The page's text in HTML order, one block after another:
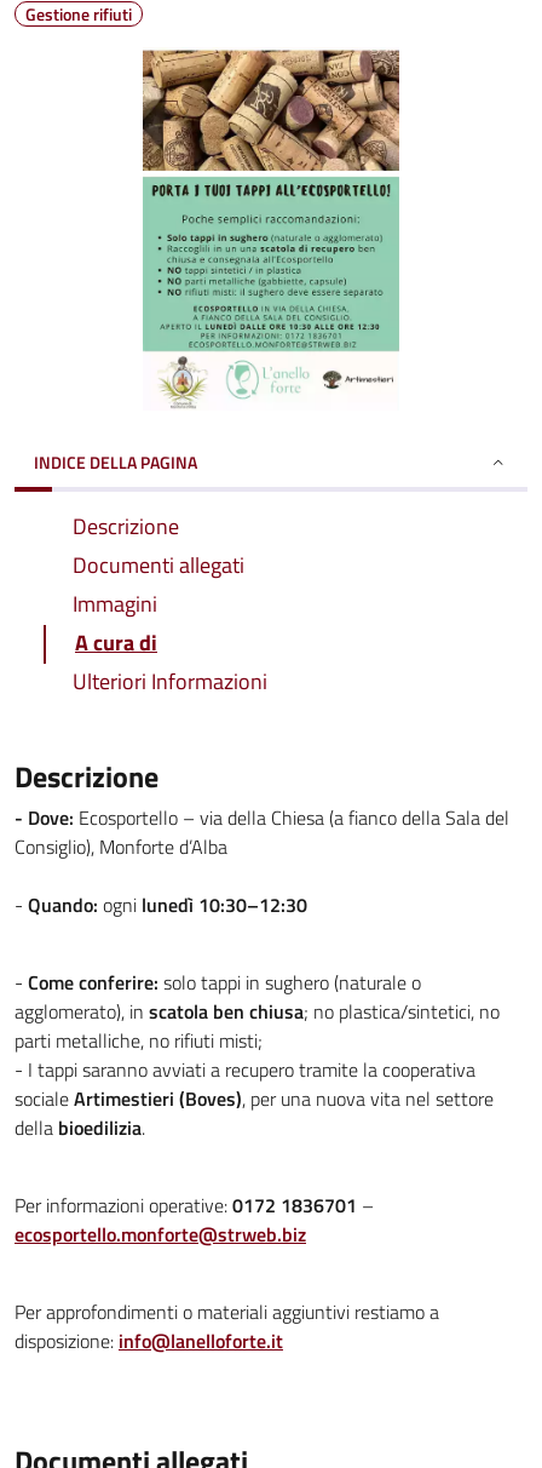
Gestione rifiuti
INDICE DELLA PAGINA
Descrizione
Documenti allegati
Immagini
A cura di
Ulteriori Informazioni
Descrizione
- Dove: Ecosportello – via della Chiesa (a fianco della Sala del
Consiglio), Monforte d’Alba
- Quando: ogni lunedì 10:30–12:30
- Come conferire: solo tappi in sughero (naturale o
agglomerato), in scatola ben chiusa; no plastica/sintetici, no
parti metalliche, no rifiuti misti;
- I tappi saranno avviati a recupero tramite la cooperativa
socialeArtimestieri (Boves), per una nuova vita nel settore
della bioedilizia.
Per informazioni operative:0172 1836701 –
ecosportello.monforte@strweb.biz
Per approfondimenti o materiali aggiuntivi restiamo a
disposizione: info@lanelloforte.it